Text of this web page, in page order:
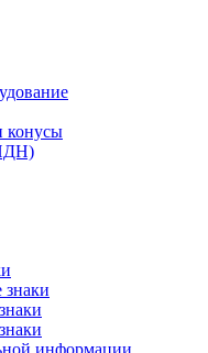
конусы